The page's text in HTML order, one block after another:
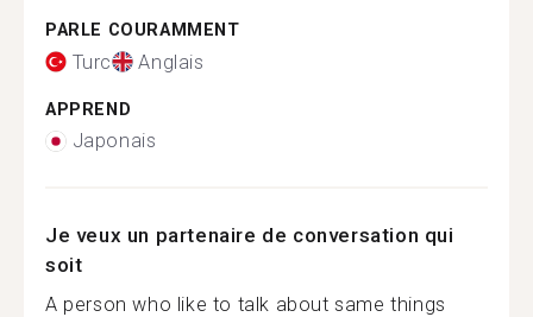
PARLE COURAMMENT
Turc Anglais
APPREND
Japonais
Je veux un partenaire de conversation qui
soit
A person who like to talk about same things